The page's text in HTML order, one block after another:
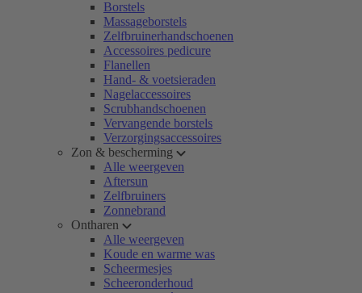
Borstels
Massageborstels
Zelfbruinerhandschoenen
Accessoires pedicure
Flanellen
Hand- & voetsieraden
Nagelaccessoires
Scrubhandschoenen
Vervangende borstels
Verzorgingsaccessoires
Zon & bescherming
Alle weergeven
Aftersun
Zelfbruiners
Zonnebrand
Ontharen
Alle weergeven
Koude en warme was
Scheermesjes
Scheeronderhoud